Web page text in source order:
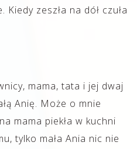
zeszła na dół czuła
mama, tata i jej dwaj
Anię. Może o mnie
mama piekła w kuchni
tylko mała Ania nic nie